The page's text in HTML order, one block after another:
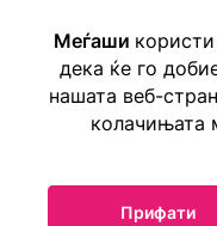
Меѓаши
дека ќе го
нашата веб-
колачињата
Прифати